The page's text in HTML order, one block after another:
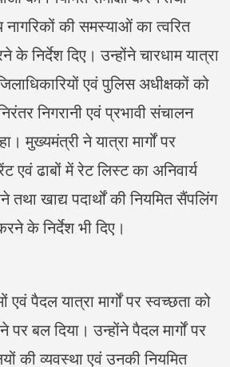
की समस्याओं का त्वरित
के निर्देश दिए। उन्होंने चारधाम यात्रा
एवं पुलिस अधीक्षकों को
निगरानी एवं प्रभावी संचालन
मुख्यमंत्री ने यात्रा मार्गों पर
एवं ढाबों में रेट लिस्ट का अनिवार्य
तथा खाद्य पदार्थों की नियमित सैंपलिंग
के निर्देश भी दिए।
एवं पैदल यात्रा मार्गों पर स्वच्छता को
पर बल दिया। उन्होंने पैदल मार्गों पर
की व्यवस्था एवं उनकी नियमित